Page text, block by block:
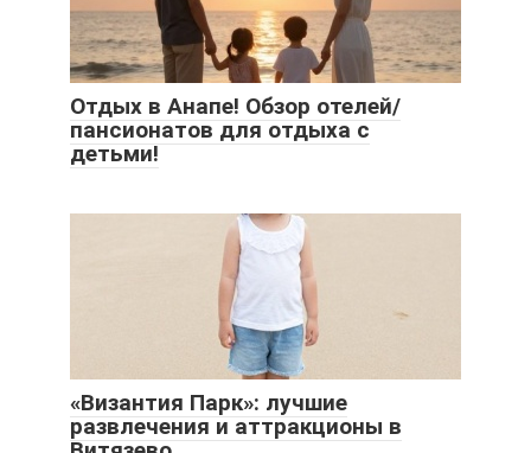
Отдых в Анапе! Обзор отелей/
пансионатов для отдыха с
детьми!
«Византия Парк»: лучшие
развлечения и аттракционы в